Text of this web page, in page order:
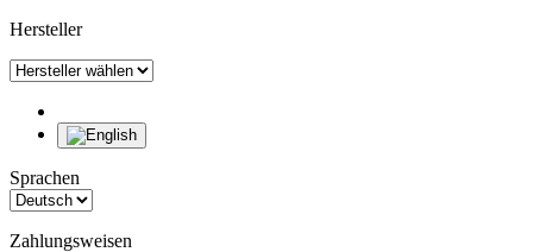
Hersteller
Sprachen
Zahlungsweisen